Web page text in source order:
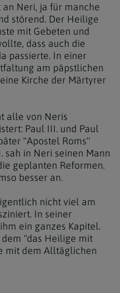
Neri, ja für manche
störend. Der Heilige
mit Gebeten und
dass auch die
passierte. In einer
am päpstlichen
Kirche der Märtyrer
alle von Neris
Paul III. und Paul
"Apostel Roms"
sah in Neri seinen Mann
geplanten Reformen.
besser an.
nicht viel am
In seiner
ein ganzes Kapitel.
"das Heilige mit
mit dem Alltäglichen